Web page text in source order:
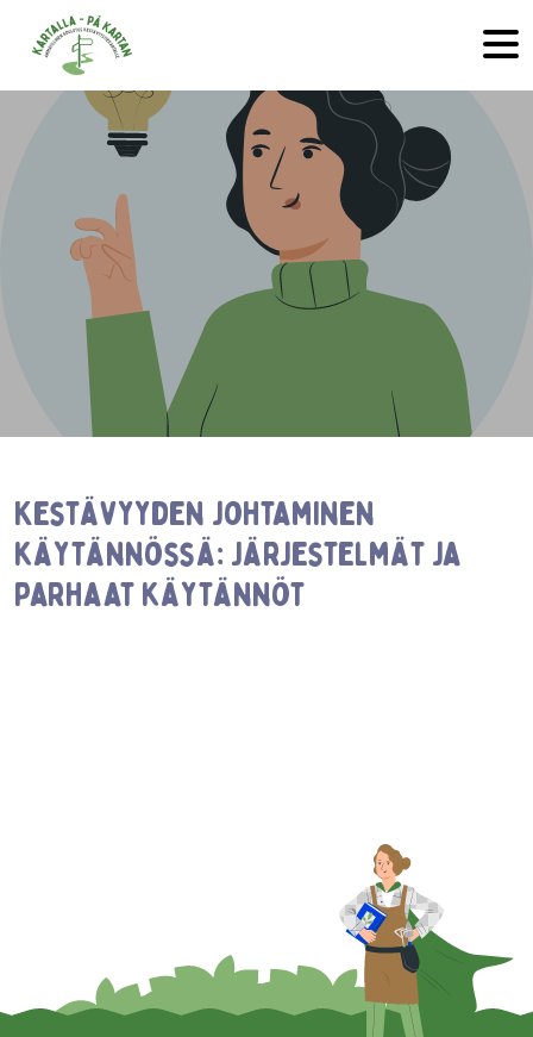
Hyppää sisältöön
Kestävyyden johtaminen
käytännössä: Järjestelmät ja
parhaat käytännöt